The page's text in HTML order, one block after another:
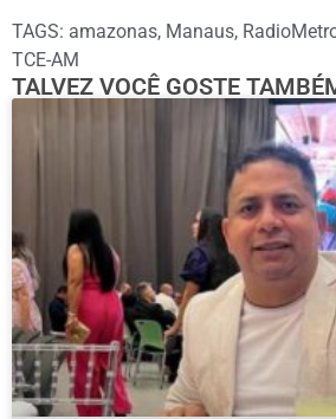
TAGS: amazonas, Manaus,
TCE-AM
TALVEZ VOCÊ GOSTE